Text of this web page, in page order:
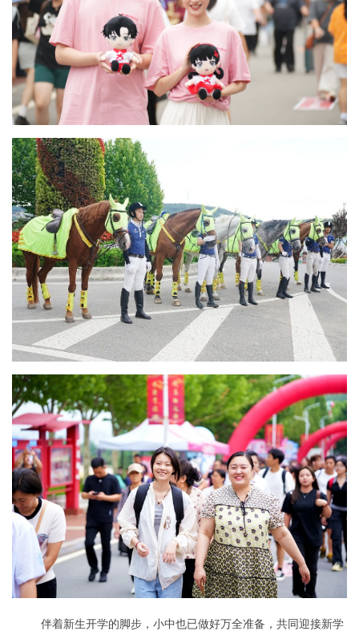
伴着新生开学的脚步，小中也已做好万全准备，共同迎接新学